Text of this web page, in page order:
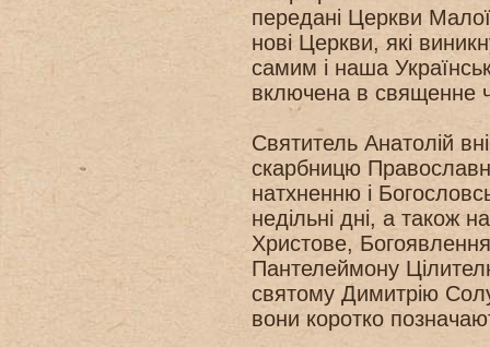
передані Церкви Малої
нові Церкви, які
самим і наша
включена в священне
Святитель Анатолій
скарбницю
натхненню і
недільні дні, а також
Христове,
Пантелеймону
святому Димитрію
вони коротко